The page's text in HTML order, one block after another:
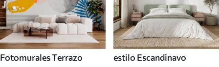
Fotomurales Terrazo estilo Escandinavo